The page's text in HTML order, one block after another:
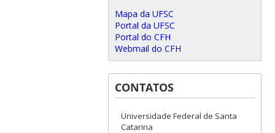
Mapa da UFSC
Portal da UFSC
Portal do CFH
Webmail do CFH
CONTATOS
Universidade Federal de Santa
Catarina